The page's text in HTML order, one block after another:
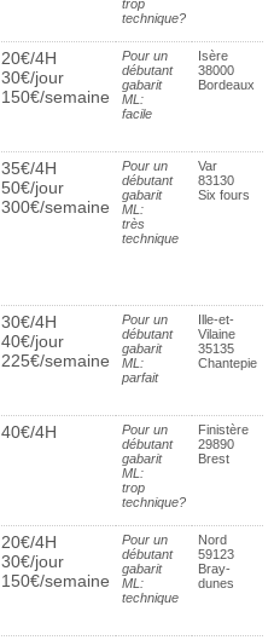
trop
technique?
20€/4H
30€/jour
150€/semaine
Pour un
débutant
gabarit
ML:
facile
Isère
38000
Bordeaux
35€/4H
50€/jour
300€/semaine
Pour un
débutant
gabarit
ML:
très
technique
Var
83130
Six fours
30€/4H
40€/jour
225€/semaine
Pour un
débutant
gabarit
ML:
parfait
Ille-et-
Vilaine
35135
Chantepie
40€/4H
Pour un
débutant
gabarit
ML:
trop
technique?
Finistère
29890
Brest
20€/4H
30€/jour
150€/semaine
Pour un
débutant
gabarit
ML:
technique
Nord
59123
Bray-
dunes